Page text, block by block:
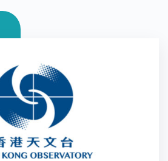
個天氣流動應用程式，提供一系
。應用程式會顯示最接近用戶、
站所提供的實況天氣，如溫度、
向、風速及天氣照片等。